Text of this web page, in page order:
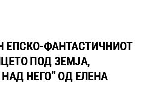
ЕПСКО-ФАНТАСТИЧНИОТ
ПОД ЗЕМЈА,
НЕГО” ОД ЕЛЕНА